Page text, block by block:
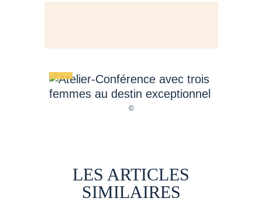
LES ARTICLES
SIMILAIRES